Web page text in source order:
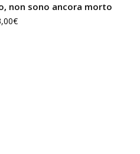
non sono ancora morto
€